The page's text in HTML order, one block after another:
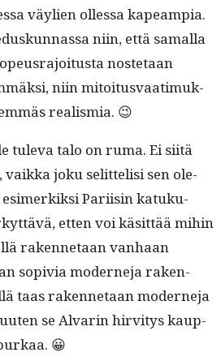
väylien ollessa kapeampia.
niin, että samal­la
nos­te­taan
niin mitoi­tus­vaa­timuk­
realismia. 😉
tule­va talo on ruma. Ei siitä
vaik­ka joku selit­telisi sen ole­
esimerkik­si Pari­isin katuku­
etten voi käsit­tää mihin
raken­netaan van­haan
sopivia mod­erne­ja raken­
taas raken­netaan mod­erne­ja
se Alvarin hirvi­tys kaup­
😀